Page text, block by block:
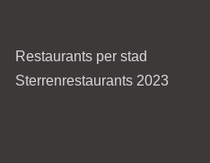
Restaurants per stad
Sterrenrestaurants 2023